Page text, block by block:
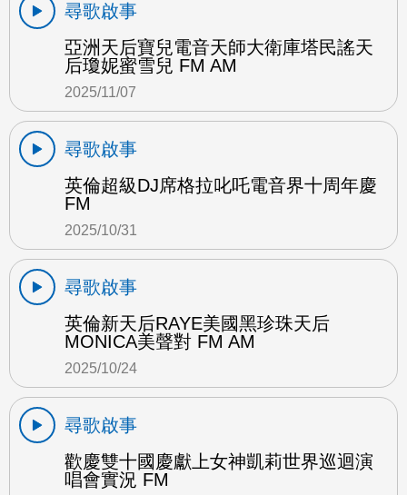
尋歌啟事
亞洲天后寶兒電音天師大衛庫塔民謠天
后瓊妮蜜雪兒 FM AM
2025/11/07
尋歌啟事
英倫超級DJ席格拉叱吒電音界十周年慶
FM
2025/10/31
尋歌啟事
英倫新天后RAYE美國黑珍珠天后
MONICA美聲對 FM AM
2025/10/24
尋歌啟事
歡慶雙十國慶獻上女神凱莉世界巡迴演
唱會實況 FM